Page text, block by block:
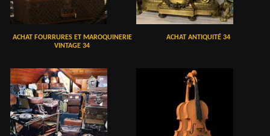
ACHAT FOURRURES ET MAROQUINERIE
VINTAGE 34
ACHAT ANTIQUITÉ 34